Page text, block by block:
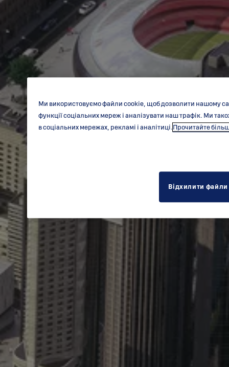
Ми використовуємо файли cookie, щоб дозволити нашому
функції соціальних мереж і аналізувати наш трафік. Ми
в соціальних мережах, рекламі і аналітиці.Прочитайте
Відхилити